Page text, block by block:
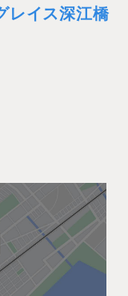
レイス深江橋